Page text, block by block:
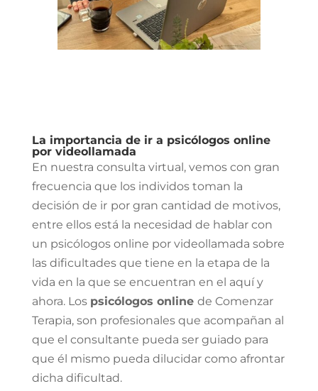
La importancia de ir a psicólogos online
por videollamada
En nuestra consulta virtual, vemos con gran
frecuencia que los individos toman la
decisión de ir por gran cantidad de motivos,
entre ellos está la necesidad de hablar con
un psicólogos online por videollamada sobre
las dificultades que tiene en la etapa de la
vida en la que se encuentran en el aquí y
ahora. Los psicólogos online de Comenzar
Terapia, son profesionales que acompañan al
que el consultante pueda ser guiado para
que él mismo pueda dilucidar como afrontar
dicha dificultad.